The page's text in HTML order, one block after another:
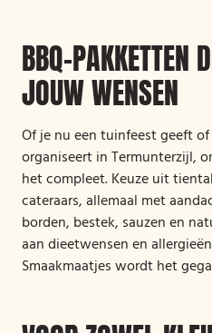
BBQ-PAKKETTEN
JOUW WENSEN
Of je nu een tuinfeest geeft
organiseert in Termunterzijl,
het compleet. Keuze uit
cateraars, allemaal met
borden, bestek, sauzen en
aan dieetwensen en
Smaakmaatjes wordt het